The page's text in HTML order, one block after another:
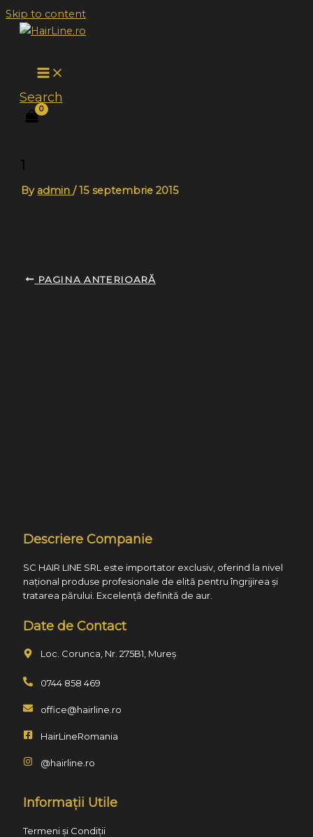
Skip to content
Search
1
By admin/15 septembrie 2015
PAGINA ANTERIOARĂ
Descriere Companie
SC HAIR LINE SRL este importator exclusiv, oferind la nivel
național produse profesionale de elită pentru îngrijirea și
tratarea părului. Excelență definită de aur.
Date de Contact
Loc. Corunca, Nr. 275B1, Mureș
0744 858 469
office@hairline.ro
HairLineRomania
@hairline.ro
Informații Utile
Termeni și Condiții